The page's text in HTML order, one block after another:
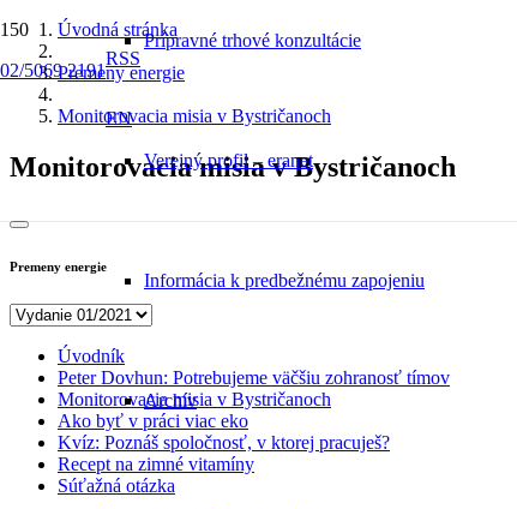
02/5069 2191
RSS
EN
Prípravné trhové konzultácie
Verejný profil – eranet
Informácia k predbežnému zapojeniu
Archív
Úvodná stránka
Premeny energie
Monitorovacia misia v Bystričanoch
Monitorovacia misia v Bystričanoch
Premeny energie
Úvodník
Peter Dovhun: Potrebujeme väčšiu zohranosť tímov
Monitorovacia misia v Bystričanoch
Ako byť v práci viac eko
Kvíz: Poznáš spoločnosť, v ktorej pracuješ?
Recept na zimné vitamíny
Súťažná otázka